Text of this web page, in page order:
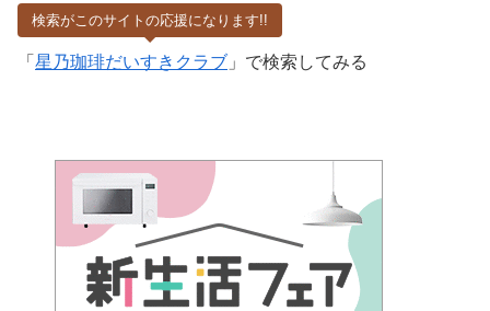
検索がこのサイトの応援になります!!
「 星乃珈琲だいすきクラブ 」で検索してみる